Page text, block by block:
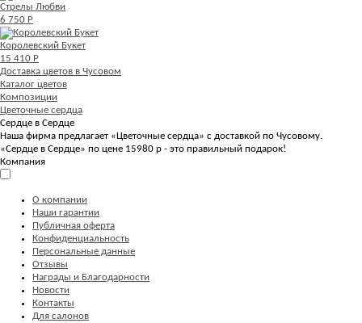
Стрелы Любви
6 750 Р
Королевский Букет
15 410 Р
Доставка цветов в Чусовом
Каталог цветов
Композиции
Цветочные сердца
Сердце в Сердце
Наша фирма предлагает «Цветочные сердца» с доставкой по Чусовому.
«Сердце в Сердце» по цене 15980 р - это правильный подарок!
Компания
О компании
Наши гарантии
Публичная оферта
Конфиденциальность
Персональные данные
Отзывы
Награды и Благодарности
Новости
Контакты
Для салонов